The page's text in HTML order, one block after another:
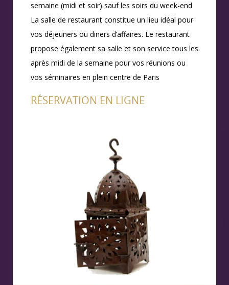
semaine (midi et soir) sauf les soirs du week-end
La salle de restaurant constitue un lieu idéal pour
vos déjeuners ou diners d’affaires. Le restaurant
propose également sa salle et son service tous les
après midi de la semaine pour vos réunions ou
vos séminaires en plein centre de Paris
RÉSERVATION EN LIGNE